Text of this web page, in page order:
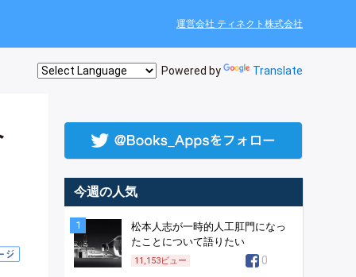
運営会社 ティネクト株式会社
Powered by Translate
今週の人気
1
松本人志が一時的人工肛門になっ
たことについて語りたい
11,153ビュー 0